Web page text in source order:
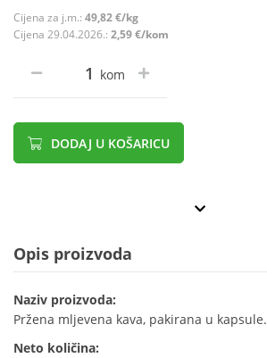
Cijena za j.m.: 49,82 €/kg
Cijena 29.04.2026.: 2,59 €/kom
kom
DODAJ U KOŠARICU
Opis proizvoda
Naziv proizvoda:
Pržena mljevena kava, pakirana u kapsule.
Neto količina: